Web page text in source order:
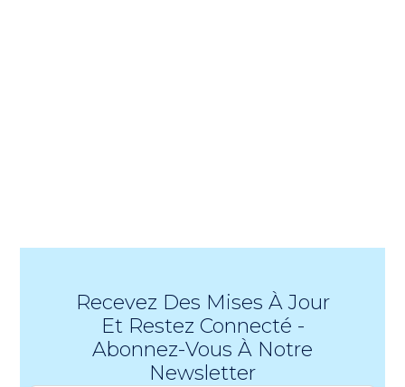
Recevez Des Mises À Jour
Et Restez Connecté -
Abonnez-Vous À Notre
Newsletter